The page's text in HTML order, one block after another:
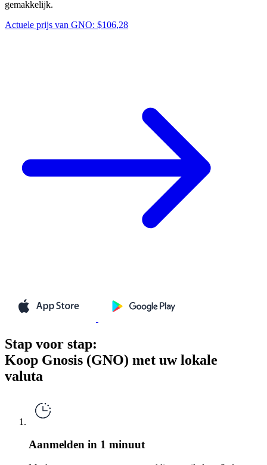
gemakkelijk.
Actuele prijs van GNO: $106,28
Stap voor stap:
Koop Gnosis (GNO) met uw lokale
valuta
Aanmelden in 1 minuut